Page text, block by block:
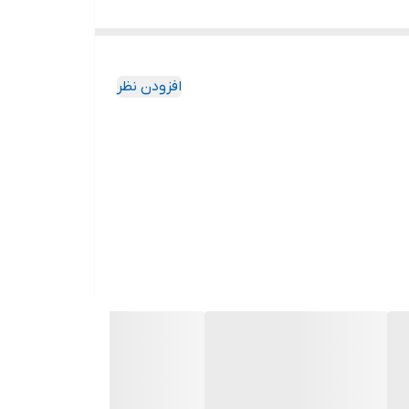
افزودن نظر